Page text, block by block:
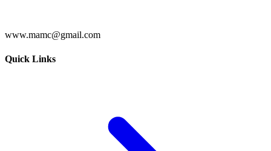
www.mamc@gmail.com
Quick Links